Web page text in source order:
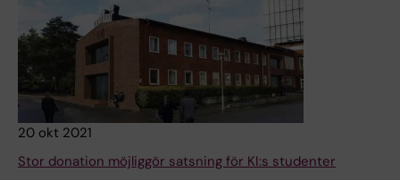
20 okt 2021
Stor donation möjliggör satsning för KI:s studenter